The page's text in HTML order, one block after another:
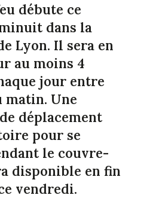
débute ce
dans la
Lyon. Il sera en
au moins 4
jour entre
matin. Une
déplacement
pour se
le couvre-
disponible en fin
vendredi.